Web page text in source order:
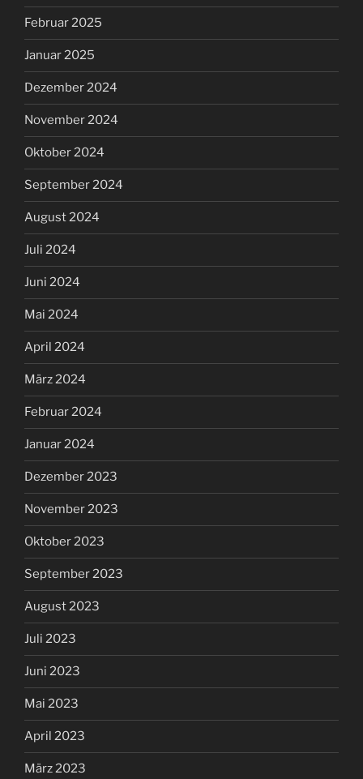
Februar 2025
Januar 2025
Dezember 2024
November 2024
Oktober 2024
September 2024
August 2024
Juli 2024
Juni 2024
Mai 2024
April 2024
März 2024
Februar 2024
Januar 2024
Dezember 2023
November 2023
Oktober 2023
September 2023
August 2023
Juli 2023
Juni 2023
Mai 2023
April 2023
März 2023